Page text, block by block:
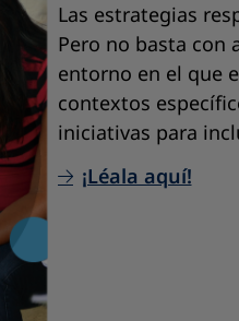
Las estrategias
Pero no basta con
entorno en el que
contextos
iniciativas para
¡Léala aquí!